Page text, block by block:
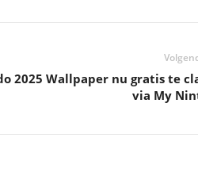
2025 Wallpaper nu gratis te
via My